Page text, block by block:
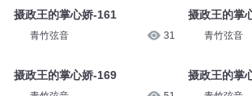
摄政王的掌心娇-161
青竹弦音 31
摄政王的掌心娇-169
摄政王的掌
青竹弦音
摄政王的掌